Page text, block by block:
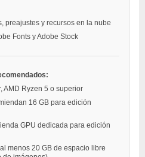
preajustes y recursos en la nube
Fonts y Adobe Stock
AMD Ryzen 5 o superior
16 GB para edición
GPU dedicada para edición
menos 20 GB de espacio libre